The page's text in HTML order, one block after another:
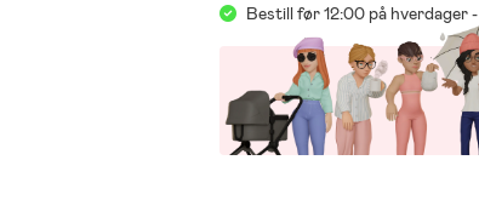
Bestill før 12:00 på hverdager